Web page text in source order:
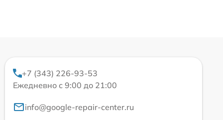
+7 (343) 226-93-53
Ежедневно с 9:00 до 21:00
info@google-repair-center.ru